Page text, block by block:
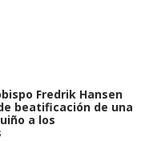
Fredrik Hansen
beatificación de una
a los